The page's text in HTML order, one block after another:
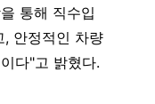
통해 직수입
, 안정적인 차량
다"고 밝혔다.